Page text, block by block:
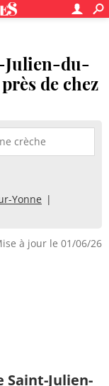
Julien-du-
de chez
Yonne
à jour le 01/06/26
Saint-Julien-